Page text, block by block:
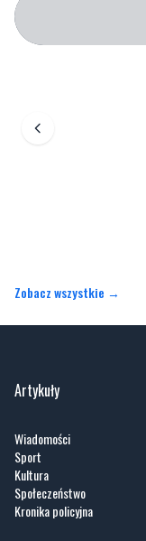
Zobacz wszystkie →
Artykuły
Wiadomości
Sport
Kultura
Społeczeństwo
Kronika policyjna